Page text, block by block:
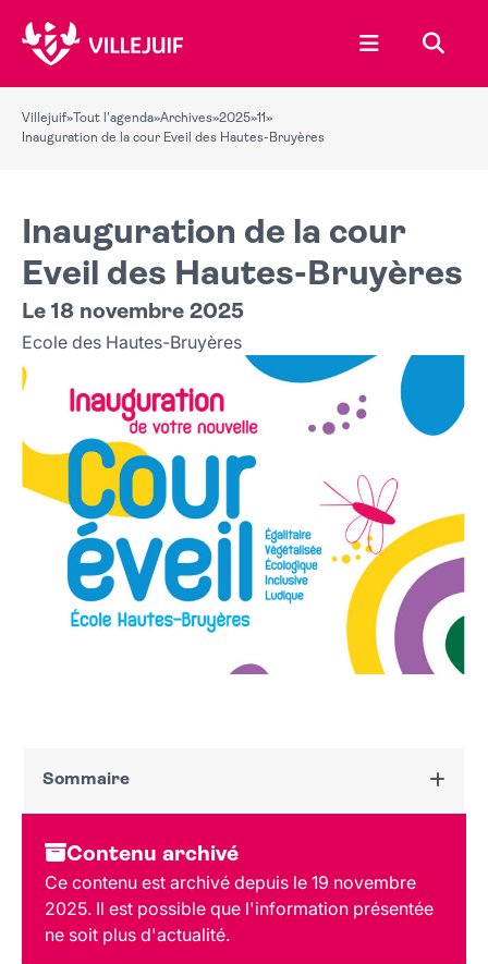
Ouvrir le
Villejuif» Tout l'agenda»Archives»2025»11»
Inauguration de la cour Eveil des Hautes-Bruyères
Inauguration de la cour
Eveil des Hautes-Bruyères
Le 18 novembre 2025
Ecole des Hautes-Bruyères
Sommaire
Dates et horaires
Au programme
Tarif et réservation
Public
Lieu et contact
Contenu archivé
Ce contenu est archivé depuis le 19 novembre
2025. Il est possible que l'information présentée
ne soit plus d'actualité.